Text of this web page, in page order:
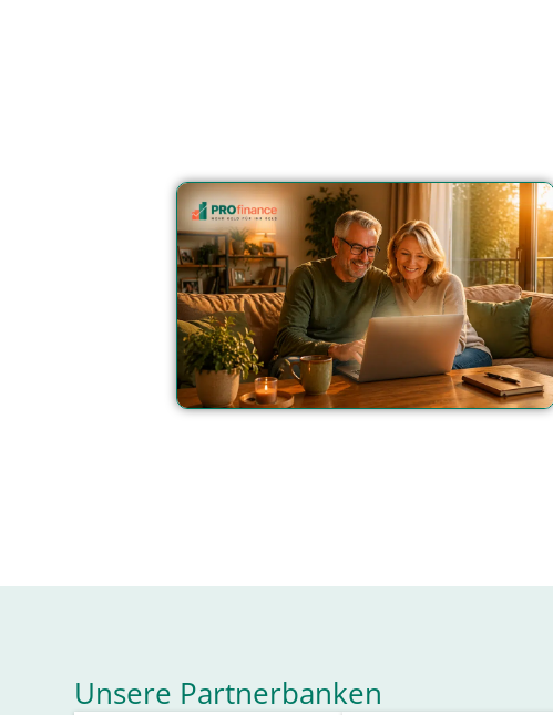
Unsere Partnerbanken